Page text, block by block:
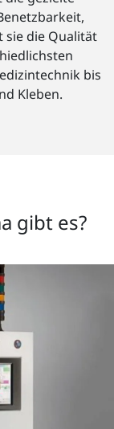
sie die Qualität
bis
Kleben.
gibt es?